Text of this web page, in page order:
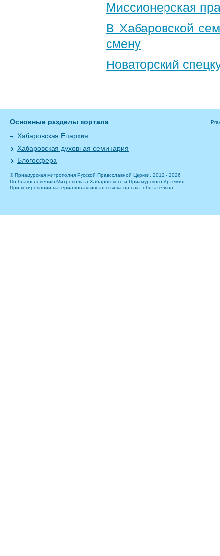
Миссионерская
В Хабаровской
смену
Новаторский
Основные разделы портала
Хабаровская Епархия
Хабаровская духовная семинария
Блогосфера
© Приамурская митрополия Русской Православной Церкви, 2012 - 2026
По благословению Митрополита Хабаровского и Приамурского Артемия.
При копировании материалов активная ссылка на сайт обязательна.